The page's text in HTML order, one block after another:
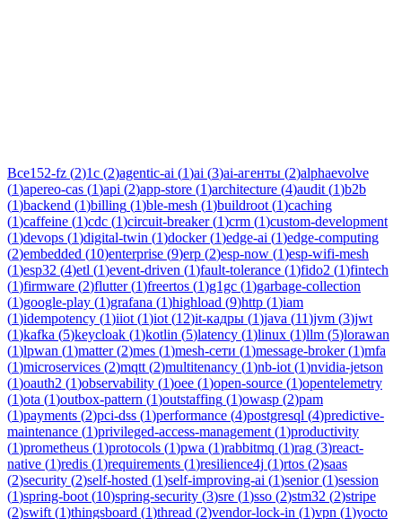
Все152-fz (2)1c (2)agentic-ai (1)ai (3)ai-агенты (2)alphaevolve
(1)apereo-cas (1)api (2)app-store (1)architecture (4)audit (1)b2b
(1)backend (1)billing (1)ble-mesh (1)buildroot (1)caching
(1)caffeine (1)cdc (1)circuit-breaker(1)crm (1)custom-development
(1)devops (1)digital-twin (1)docker(1)edge-ai (1)edge-computing
(2)embedded (10)enterprise (9)erp (2)esp-now (1)esp-wifi-mesh
(1)esp32 (4)etl (1)event-driven (1)fault-tolerance (1)fido2 (1)fintech
(1)firmware (2)flutter(1)freertos (1)g1gc (1)garbage-collection
(1)google-play (1)grafana (1)highload (9)http (1)iam
(1)idempotency (1)iiot (1)iot (12)it-кадры (1)java (11)jvm (3)jwt
(1)kafka (5)keycloak (1)kotlin (5)latency (1)linux (1)llm (5)lorawan
(1)lpwan (1)matter(2)mes (1)mesh-сети (1)message-broker(1)mfa
(1)microservices (2)mqtt (2)multitenancy (1)nb-iot (1)nvidia-jetson
(1)oauth2 (1)observability (1)oee (1)open-source (1)opentelemetry
(1)ota (1)outbox-pattern (1)outstaffing (1)owasp (2)pam
(1)payments (2)pci-dss (1)performance (4)postgresql (4)predictive-
maintenance (1)privileged-access-management (1)productivity
(1)prometheus (1)protocols (1)pwa (1)rabbitmq (1)rag (3)react-
native (1)redis (1)requirements (1)resilience4j (1)rtos (2)saas
(2)security (2)self-hosted (1)self-improving-ai (1)senior(1)session
(1)spring-boot (10)spring-security (3)sre (1)sso (2)stm32 (2)stripe
(2)swift (1)thingsboard (1)thread (2)vendor-lock-in (1)vpn (1)yocto